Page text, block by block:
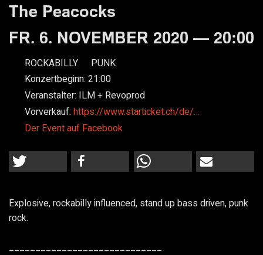
The Peacocks
FR. 6. NOVEMBER 2020 — 20:00
ROCKABILLY
PUNK
Konzertbeginn: 21:00
Veranstalter: ILM + Revoprod
Vorverkauf: https://www.starticket.ch/de/…
Der Event auf Facebook
Explosive, rockabilly influenced, stand up bass driven, punk
rock.
_____________________________